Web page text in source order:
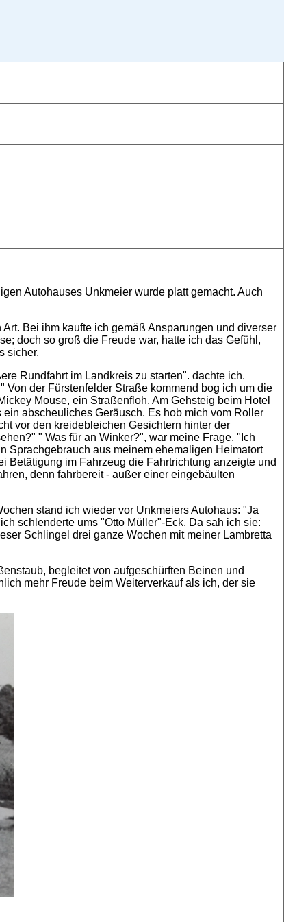
Autohauses Unkmeier wurde platt gemacht. Auch
Bei ihm kaufte ich gemäß Ansparungen und diverser
doch so groß die Freude war, hatte ich das Gefühl,
sicher.
Rundfahrt im Landkreis zu starten". dachte ich.
der Fürstenfelder Straße kommend bog ich um die
Mouse, ein Straßenfloh. Am Gehsteig beim Hotel
abscheuliches Geräusch. Es hob mich vom Roller
vor den kreidebleichen Gesichtern hinter der
" Was für an Winker?", war meine Frage. "Ich
Sprachgebrauch aus meinem ehemaligen Heimatort
Betätigung im Fahrzeug die Fahrtrichtung anzeigte und
denn fahrbereit - außer einer eingebäulten
stand ich wieder vor Unkmeiers Autohaus: "Ja
schlenderte ums "Otto Müller"-Eck. Da sah ich sie:
Schlingel drei ganze Wochen mit meiner Lambretta
begleitet von aufgeschürften Beinen und
mehr Freude beim Weiterverkauf als ich, der sie